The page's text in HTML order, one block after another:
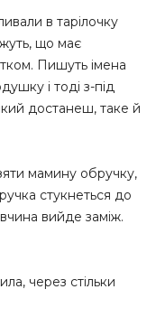
в тарілочку
що має
Пишуть імена
і тоді з-під
достанеш, таке й
мамину обручку,
стукнеться до
вийде заміж.
через стільки